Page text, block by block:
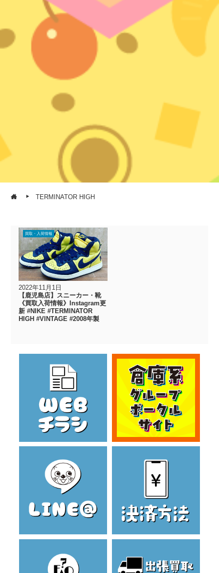
TERMINATOR HIGH
買取・入荷情報
2022年11月1日
【鹿児島店】スニーカー・靴
《買取入荷情報》Instagram更
新 #NIKE #TERMINATOR
HIGH #VINTAGE #2008年製